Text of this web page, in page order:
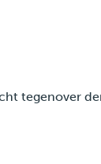
tegenover